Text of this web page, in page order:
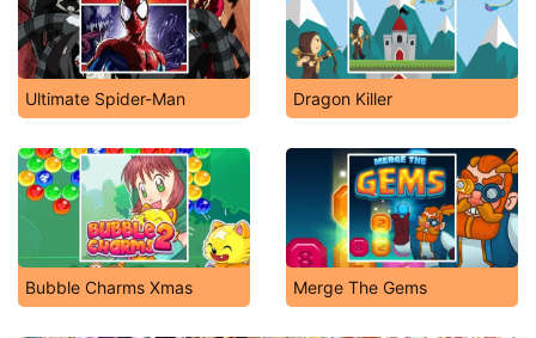
Ultimate Spider-Man Dragon Killer
Bubble Charms Xmas Merge The Gems